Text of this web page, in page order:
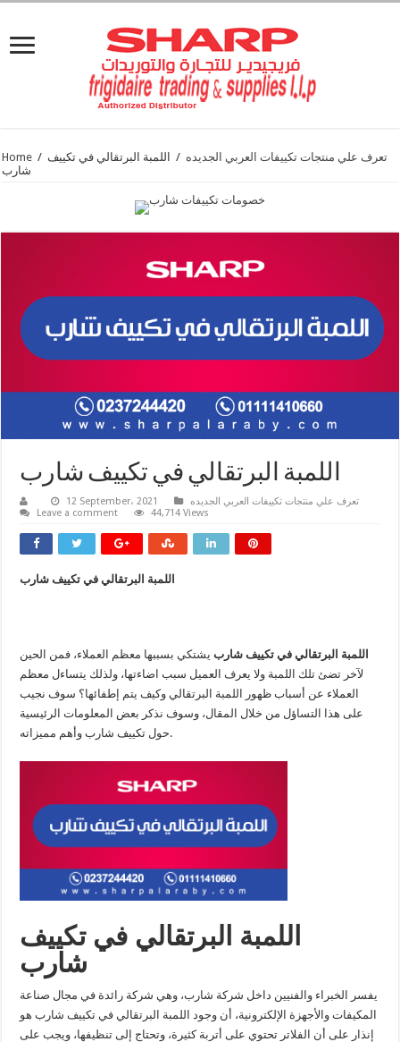
Home / تعرف علي منتجات تكييفات العربي الجديده /
اللمبة البرتقالي في تكييف
شارب
اللمبة البرتقالي في تكييف شارب
12 September، 2021
تعرف علي منتجات تكييفات العربي الجديده
Leave a comment
44,714 Views
اللمبة البرتقالي في تكييف شارب
اللمبة البرتقالي في تكييف شارب يشتكي بسببها معظم العملاء، فمن الحين
لآخر تضئ تلك اللمبة ولا يعرف العميل سبب اضاءتها، ولذلك يتساءل معظم
العملاء عن أسباب ظهور اللمبة البرتقالي وكيف يتم إطفائها؟ سوف نجيب
على هذا التساؤل من خلال المقال، وسوف نذكر بعض المعلومات الرئيسية
حول تكييف شارب وأهم مميزاته.
اللمبة البرتقالي في تكييف
يفسر الخبراء والفنيين داخل شركة شارب، وهي شركة رائدة في مجال صناعة
المكيفات والأجهزة الإلكترونية، أن وجود اللمبة البرتقالي في تكييف شارب هو
إنذار على أن الفلاتر تحتوي على أتربة كثيرة، وتحتاج إلى تنظيفها، ويجب على